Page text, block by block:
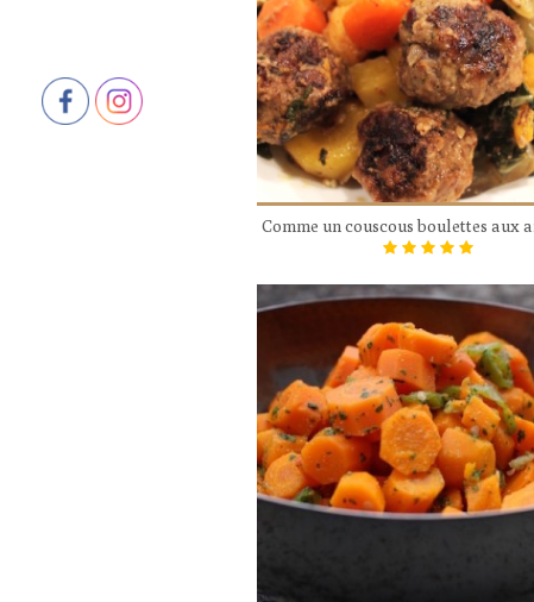
Comme un couscous boulettes aux